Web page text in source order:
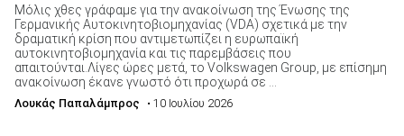
Μόλις χθες γράφαμε για την ανακοίνωση της Ένωσης της
Γερμανικής Αυτοκινητοβιομηχανίας (VDA) σχετικά με την
δραματική κρίση που αντιμετωπίζει η ευρωπαϊκή
αυτοκινητοβιομηχανία και τις παρεμβάσεις που
απαιτούνται.Λίγες ώρες μετά, το Volkswagen Group, με επίσημη
ανακοίνωση έκανε γνωστό ότι προχωρά σε ...
Λουκάς Παπαλάμπρος • 10 Ιουλίου 2026